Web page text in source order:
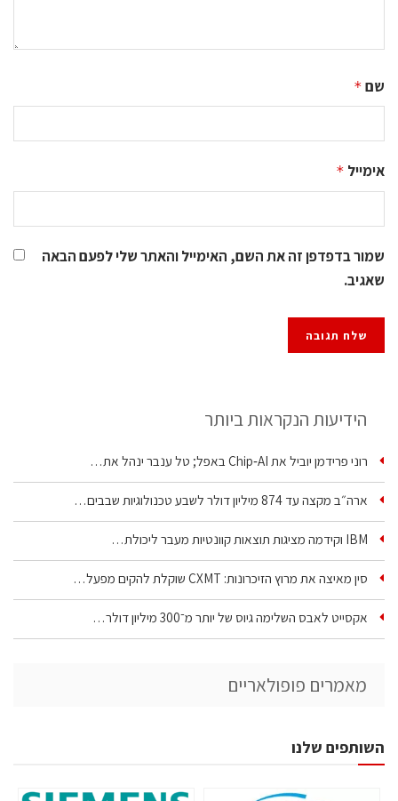
שם *
אימייל *
שמור בדפדפן זה את השם, האימייל והאתר שלי לפעם הבאה
שאגיב.
הידיעות הנקראות ביותר
רוני פרידמן יוביל את Chip‑AI באפל; טל ענבר ינהל את…
ארה״ב מקצה עד 874 מיליון דולר לשבע טכנולוגיות שבבים…
IBM וקידמה מציגות תוצאות קוונטיות מעבר ליכולת…
סין מאיצה את מרוץ הזיכרונות: CXMT שוקלת להקים מפעל…
אקסייט לאבס השלימה גיוס של יותר מ־300 מיליון דולר…
מאמרים פופולאריים
השותפים שלנו